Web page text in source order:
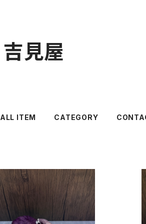
吉見屋
ALL ITEM CATEGORY